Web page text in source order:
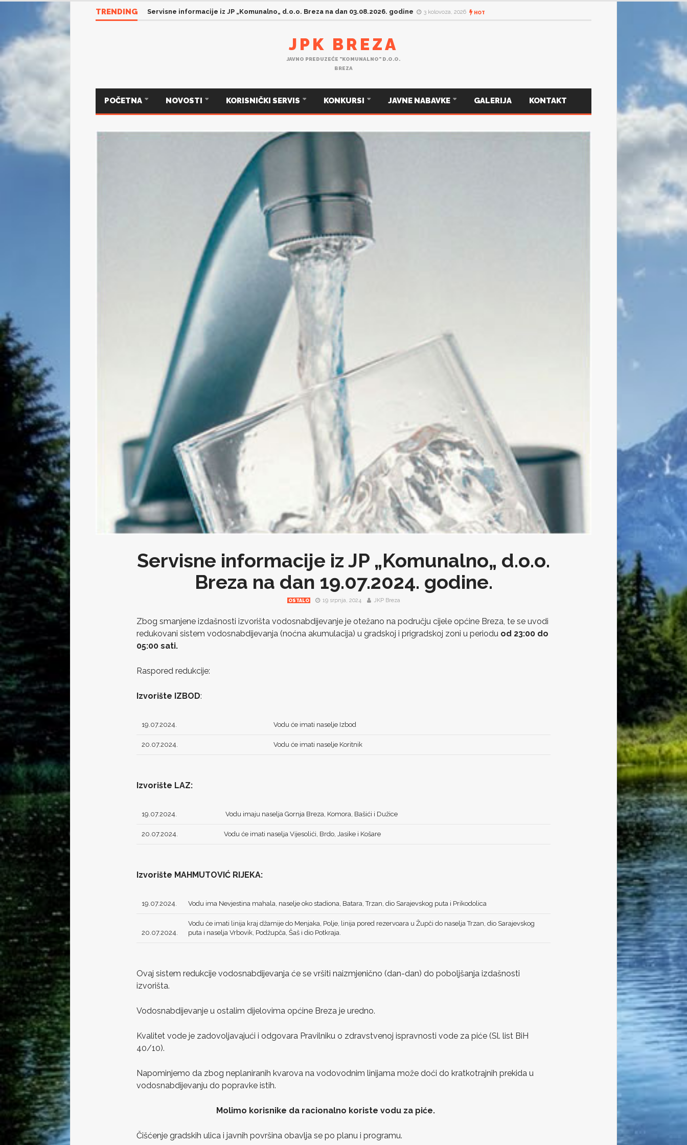
TRENDING Servisne informacije iz JP „Komunalno„ d.o.o. Breza na dan 03.08.2026. godine 3 kolovoza, 2026 HOT
JPK BREZA
JAVNO PREDUZEĆE "KOMUNALNO" D.O.O.
BREZA
POČETNA NOVOSTI KORISNIČKI SERVIS KONKURSI JAVNE NABAVKE GALERIJA KONTAKT
Servisne informacije iz JP „Komunalno„ d.o.o.
Breza na dan 19.07.2024. godine.
OSTALO 19 srpnja, 2024 JKP Breza
Zbog smanjene izdašnosti izvorišta vodosnabdijevanje je otežano na području cijele općine Breza, te se uvodi
redukovani sistem vodosnabdijevanja (noćna akumulacija) u gradskoj i prigradskoj zoni u periodu od 23:00 do
05:00 sati.
Raspored redukcije:
Izvorište IZBOD:
19.07.2024. Vodu će imati naselje Izbod
20.07.2024. Vodu će imati naselje Koritnik
Izvorište LAZ:
19.07.2024. Vodu imaju naselja Gornja Breza, Komora, Bašići i Dužice
20.07.2024. Vodu će imati naselja Vijesolići, Brdo, Jasike i Košare
Izvorište MAHMUTOVIĆ RIJEKA:
19.07.2024. Vodu ima Nevjestina mahala, naselje oko stadiona, Batara, Trzan, dio Sarajevskog puta i Prikodolica
20.07.2024.
Vodu će imati linija kraj džamije do Menjaka, Polje, linija pored rezervoara u Župči do naselja Trzan, dio Sarajevskog
puta i naselja Vrbovik, Podžupča, Šaš i dio Potkraja.
Ovaj sistem redukcije vodosnabdijevanja će se vršiti naizmjenično (dan-dan) do poboljšanja izdašnosti
izvorišta.
Vodosnabdijevanje u ostalim dijelovima općine Breza je uredno.
Kvalitet vode je zadovoljavajući i odgovara Pravilniku o zdravstvenoj ispravnosti vode za piće (Sl. list BiH
40/10).
Napominjemo da zbog neplaniranih kvarova na vodovodnim linijama može doći do kratkotrajnih prekida u
vodosnabdijevanju do popravke istih.
Molimo korisnike da racionalno koriste vodu za piće.
Čišćenje gradskih ulica i javnih površina obavlja se po planu i programu.